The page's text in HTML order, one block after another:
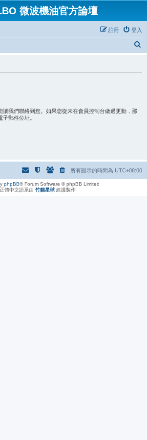
微波機油官方論壇
登入
註冊
讓我們聯絡到您。如果您從未在會員控制台做過更動，那
郵件位址。
所有顯示的時間為 UTC+08:00
phpBB® Forum Software © phpBB Limited
正體中文語系由 竹貓星球 維護製作